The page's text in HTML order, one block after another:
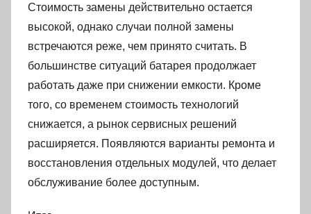
Стоимость замены действительно остается
высокой, однако случаи полной замены
встречаются реже, чем принято считать. В
большинстве ситуаций батарея продолжает
работать даже при снижении емкости. Кроме
того, со временем стоимость технологий
снижается, а рынок сервисных решений
расширяется. Появляются варианты ремонта и
восстановления отдельных модулей, что делает
обслуживание более доступным.